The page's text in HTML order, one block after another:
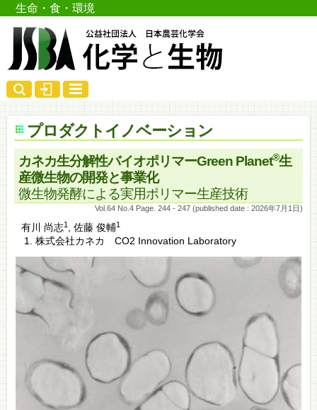
生命・食・環境
プロダクトイノベーション
カネカ生分解性バイオポリマーGreen Planet®生
産微生物の開発と事業化
微生物発酵による実用ポリマー生産技術
Vol.64 No.4 Page. 244 - 247 (published date : 2026年7月1日)
有川 尚志1, 佐藤 俊輔1
株式会社カネカ CO2 Innovation Laboratory